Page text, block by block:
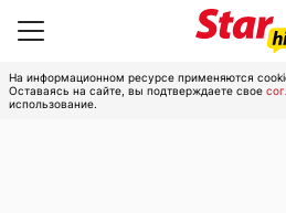
На информационном ресурсе применяются
Оставаясь на сайте, вы подтверждаете свое
использование.